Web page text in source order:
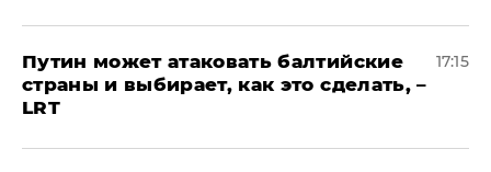
Путин может атаковать балтийские
страны и выбирает, как это сделать, –
LRT
17:15